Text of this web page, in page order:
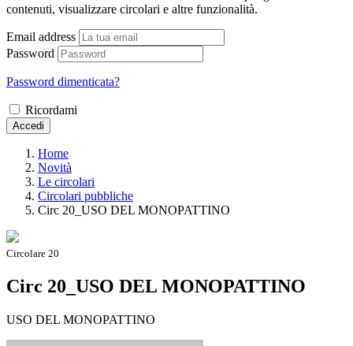
contenuti, visualizzare circolari e altre funzionalità.
Email address
Password
Password dimenticata?
Ricordami
Accedi
Home
Novità
Le circolari
Circolari pubbliche
Circ 20_USO DEL MONOPATTINO
Circolare 20
Circ 20_USO DEL MONOPATTINO
USO DEL MONOPATTINO